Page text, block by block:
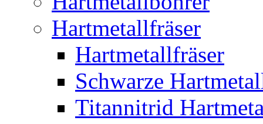
Hartmetallfräser
Hartmetallfräser
Schwarze
Titannitrid